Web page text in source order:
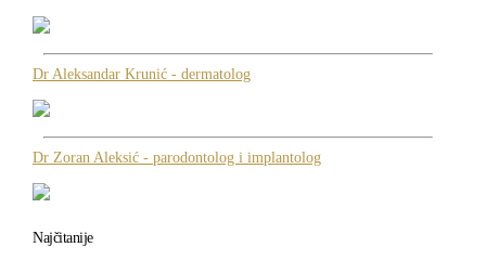
Dr Aleksandar Krunić - dermatolog
Dr Zoran Aleksić - parodontolog i implantolog
Najčitanije